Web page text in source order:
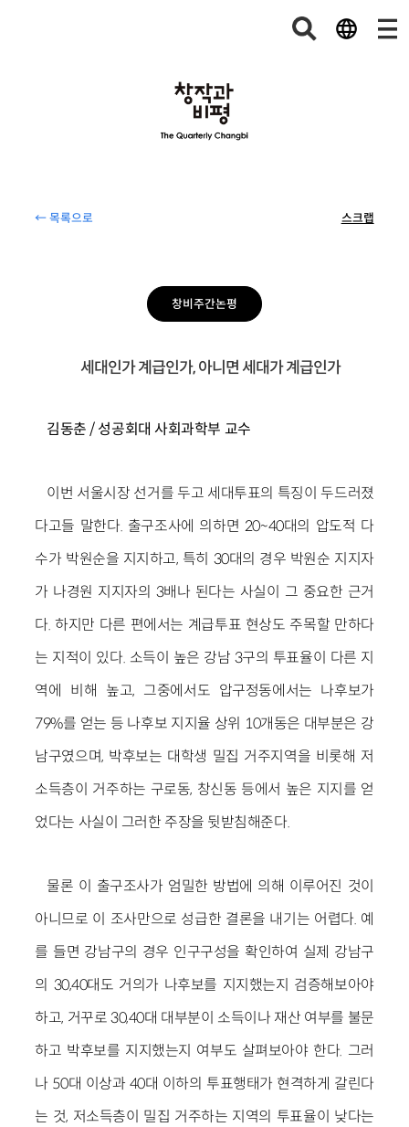
← 목록으로 스크랩
창비주간논평
세대인가 계급인가, 아니면 세대가 계급인가
김동춘 / 성공회대 사회과학부 교수
이번 서울시장 선거를 두고 세대투표의 특징이 두드러졌
다고들 말한다. 출구조사에 의하면 20~40대의 압도적 다
수가 박원순을 지지하고, 특히 30대의 경우 박원순 지지자
가 나경원 지지자의 3배나 된다는 사실이 그 중요한 근거
다. 하지만 다른 편에서는 계급투표 현상도 주목할 만하다
는 지적이 있다. 소득이 높은 강남 3구의 투표율이 다른 지
역에 비해 높고, 그중에서도 압구정동에서는 나후보가
79%를 얻는 등 나후보 지지율 상위 10개동은 대부분은 강
남구였으며, 박후보는 대학생 밀집 거주지역을 비롯해 저
소득층이 거주하는 구로동, 창신동 등에서 높은 지지를 얻
었다는 사실이 그러한 주장을 뒷받침해준다.
물론 이 출구조사가 엄밀한 방법에 의해 이루어진 것이
아니므로 이 조사만으로 성급한 결론을 내기는 어렵다. 예
를 들면 강남구의 경우 인구구성을 확인하여 실제 강남구
의 30,40대도 거의가 나후보를 지지했는지 검증해보아야
하고, 거꾸로 30,40대 대부분이 소득이나 재산 여부를 불문
하고 박후보를 지지했는지 여부도 살펴보아야 한다. 그러
나 50대 이상과 40대 이하의 투표행태가 현격하게 갈린다
는 것, 저소득층이 밀집 거주하는 지역의 투표율이 낮다는